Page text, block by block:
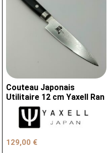
Couteau Japonais
Utilitaire 12 cm Yaxell Ran
129,00 €